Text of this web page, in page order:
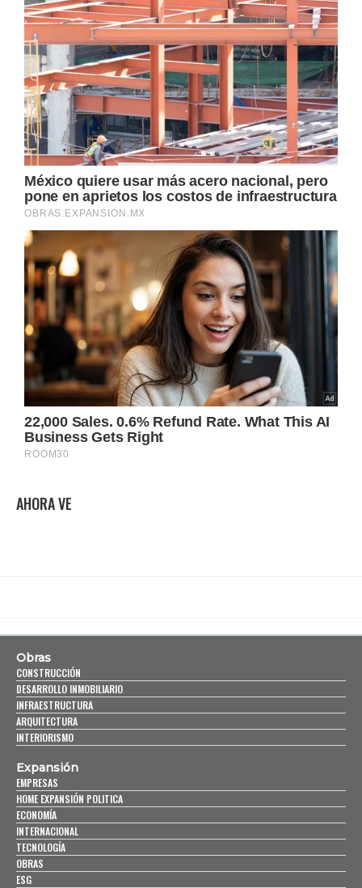
AHORA VE
Obras
CONSTRUCCIÓN
DESARROLLO INMOBILIARIO
INFRAESTRUCTURA
ARQUITECTURA
INTERIORISMO
Expansión
EMPRESAS
HOME EXPANSIÓN POLITICA
ECONOMÍA
INTERNACIONAL
TECNOLOGÍA
OBRAS
ESG